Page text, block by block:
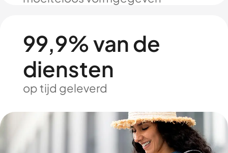
99,9% van de
diensten
op tijd geleverd